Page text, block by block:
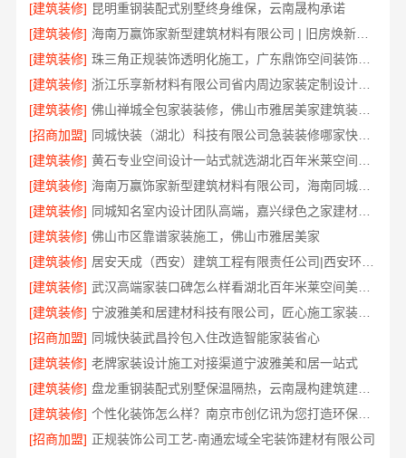
[建筑装修] 昆明重钢装配式别墅终身维保，云南晟构承诺
[建筑装修]
海南万赢饰家新型建筑材料有限公司 | 旧房焕新吊顶造型
[建筑装修]
珠三角正规装饰透明化施工，广东鼎饰空间装饰工程有限公司
[建筑装修]
浙江乐享新材料有限公司省内周边家装定制设计大概报价
[建筑装修]
佛山禅城全包家装装修，佛山市雅居美家建筑装饰工程有限公司
[招商加盟]
同城快装（湖北）科技有限公司急装装修哪家快品质施工
[建筑装修]
[建筑装修]
海南万赢饰家新型建筑材料有限公司，海南同城家装免费勘测享服务
[建筑装修]
同城知名室内设计团队高端，嘉兴绿色之家建材科技有限公司定制美学
[建筑装修] 佛山市区靠谱家装施工，佛山市雅居美家
[建筑装修]
居安天成（西安）建筑工程有限责任公司|西安环保家装公寓自有施工队
[建筑装修]
武汉高端家装口碑怎么样看湖北百年米莱空间美学装饰材料有限公司
[建筑装修]
宁波雅美和居建材科技有限公司，匠心施工家装对接渠道
[招商加盟] 同城快装武昌拎包入住改造智能家装省心
[建筑装修] 老牌家装设计施工对接渠道宁波雅美和居一站式
[建筑装修]
盘龙重钢装配式别墅保温隔热，云南晟构建筑建材有限公司专业施工
[建筑装修]
个性化装饰怎么样？南京市创亿讯为您打造环保家装
[招商加盟] 正规装饰公司工艺-南通宏域全宅装饰建材有限公司